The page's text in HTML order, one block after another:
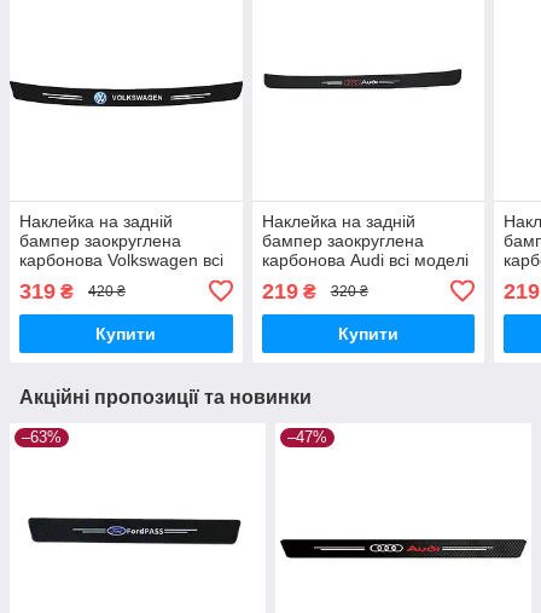
Наклейка на задній
бампер заокруглена
карбонова Volkswagen всі
автомобілів 100х10см
319 ₴ 420 ₴
Купити
Наклейка на задній
бампер заокруглена
карбонова Audi всі моделі
та інші марки автомобілів
90х7см
219₴ 320 ₴
Купити
219
Акційні пропозиції та новинки
–63% –47%